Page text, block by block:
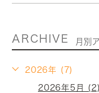
ARCHIVE 月別
2026年 (7)
2026年5月 (2)